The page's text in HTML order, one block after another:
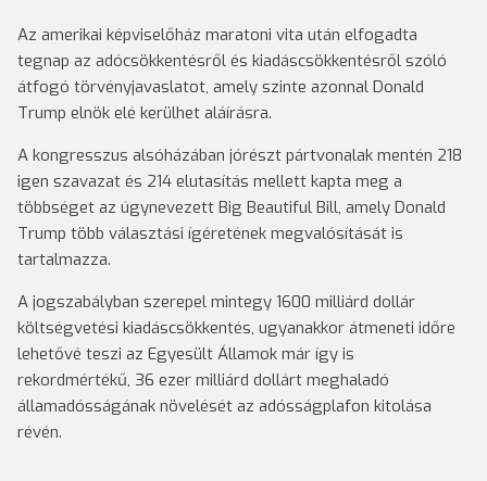
Az amerikai képviselőház maratoni vita után elfogadta
tegnap az adócsökkentésről és kiadáscsökkentésről szóló
átfogó törvényjavaslatot, amely szinte azonnal Donald
Trump elnök elé kerülhet aláírásra.
A kongresszus alsóházában jórészt pártvonalak mentén 218
igen szavazat és 214 elutasítás mellett kapta meg a
többséget az úgynevezett Big Beautiful Bill, amely Donald
Trump több választási ígéretének megvalósítását is
tartalmazza.
A jogszabályban szerepel mintegy 1600 milliárd dollár
költségvetési kiadáscsökkentés, ugyanakkor átmeneti időre
lehetővé teszi az Egyesült Államok már így is
rekordmértékű, 36 ezer milliárd dollárt meghaladó
államadósságának növelését az adósságplafon kitolása
révén.